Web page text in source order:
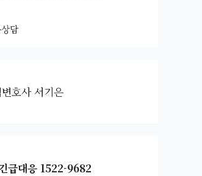
담
호사 서기은
급대응 1522-9682